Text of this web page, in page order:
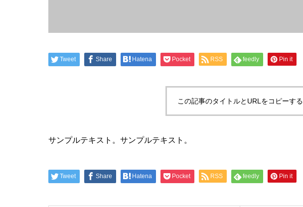
Tweet Share Hatena Pocket RSS feedly Pin it
この記事のタイトルとURLをコピーする
サンプルテキスト。サンプルテキスト。
Tweet Share Hatena Pocket RSS feedly Pin it